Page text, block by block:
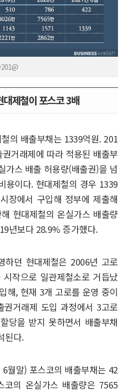
제철이 포스코 3배
의 배출부채는 1339억원. 201
거래제에 따라 적용된 배출부
가스 배출 허용량(배출권)을 넘
용이다. 현대제철의 경우 1339
장에서 구입해 정부에 제출해
현대제철의 온실가스 배출량
년보다 28.9% 증가했다.
하던 현대제철은 2006년 고로
작으로 일관제철소로 거듭났
해, 현재 3개 고로를 운영 중이
거래제 도입 과정에서 3고로
당을 받지 못하면서 배출부채
된다.
월말) 포스코의 배출부채는 42
코의 온실가스 배출량은 7565